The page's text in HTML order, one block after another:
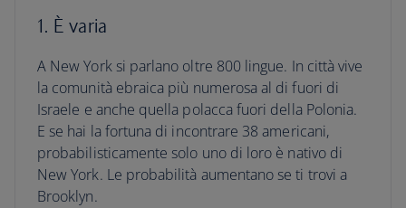
1. È varia
A New York si parlano oltre 800 lingue. In città vive
la comunità ebraica più numerosa al di fuori di
Israele e anche quella polacca fuori della Polonia.
E se hai la fortuna di incontrare 38 americani,
probabilisticamente solo uno di loro è nativo di
New York. Le probabilità aumentano se ti trovi a
Brooklyn.